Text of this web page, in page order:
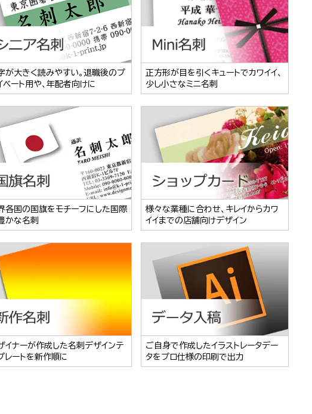
が大きく読みやすい。退職後のプ
ベート用や、年配者向けに
正方形が目を引くキュートでカワイイ、
少し小さなミニ名刺
各国の国旗をモチーフにした国際
かな名刺
様々な業種に合わせ、キレイからカワ
イイまでの店舗向けデザイン
イナーが作成した名刺デザインテ
レートを新作順に
ご自身で作成したイラストレータデー
タをプロ仕様の印刷で出力